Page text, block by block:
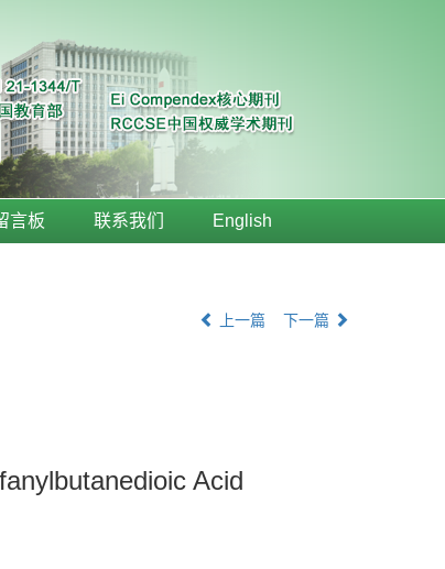
言板 联系我们 English
上一篇 下一篇
Acid